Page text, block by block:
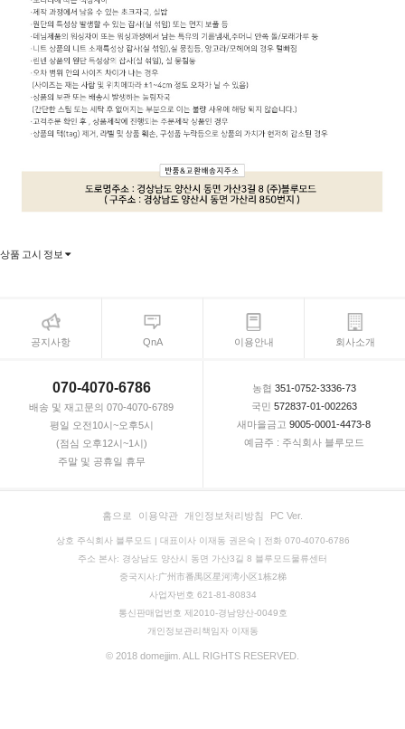
상품 고시 정보
공지사항 QnA 이용안내 회사소개
070-4070-6786
배송 및 재고문의 070-4070-6789
평일 오전10시~오후5시
(점심 오후12시~1시)
주말 및 공휴일 휴무
농협 351-0752-3336-73
국민 572837-01-002263
새마을금고 9005-0001-4473-8
예금주 : 주식회사 블루모드
홈으로 이용약관 개인정보처리방침 PC Ver.
상호 주식회사 블루모드 | 대표이사 이재동 권은숙 | 전화 070-4070-6786
주소 본사: 경상남도 양산시 동면 가산3길 8 블루모드물류센터
중국지사:广州市番禺区星河湾小区1栋2梯
사업자번호 621-81-80834
통신판매업번호 제2010-경남양산-0049호
개인정보관리책임자 이재동
© 2018 domejjim. ALL RIGHTS RESERVED.